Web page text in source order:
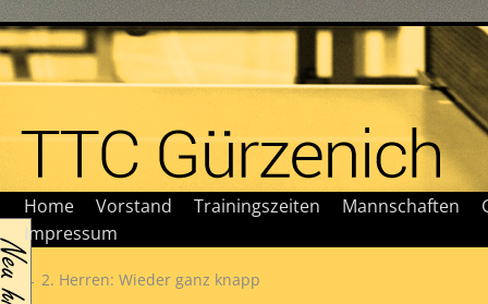
Home Vorstand Trainingszeiten Mannschaften
Impressum
← 2. Herren: Wieder ganz knapp